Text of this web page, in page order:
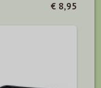
€ 8,95